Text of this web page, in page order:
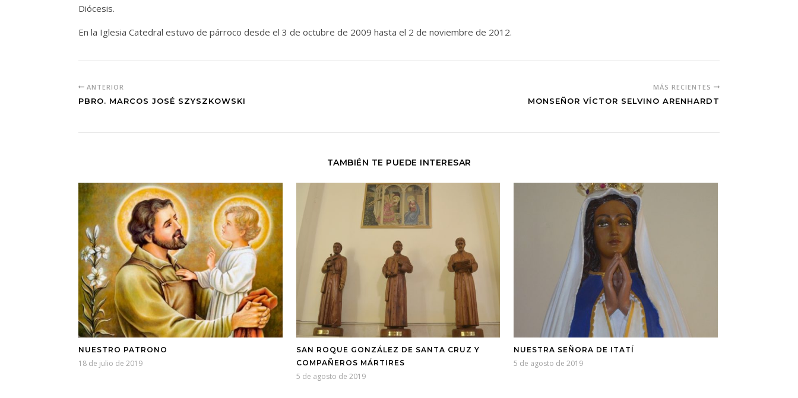
Diócesis.
En la Iglesia Catedral estuvo de párroco desde el 3 de octubre de 2009 hasta el 2 de noviembre de 2012.
ANTERIOR
PBRO. MARCOS JOSÉ SZYSZKOWSKI
MÁS RECIENTES
MONSEÑOR VÍCTOR SELVINO ARENHARDT
TAMBIÉN TE PUEDE INTERESAR
NUESTRO PATRONO
18 de julio de 2019
SAN ROQUE GONZÁLEZ DE SANTA CRUZ Y
COMPAÑEROS MÁRTIRES
5 de agosto de 2019
NUESTRA SEÑORA DE ITATÍ
5 de agosto de 2019